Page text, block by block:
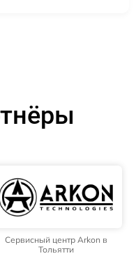
Сервисный центр Arkon в
Тольятти